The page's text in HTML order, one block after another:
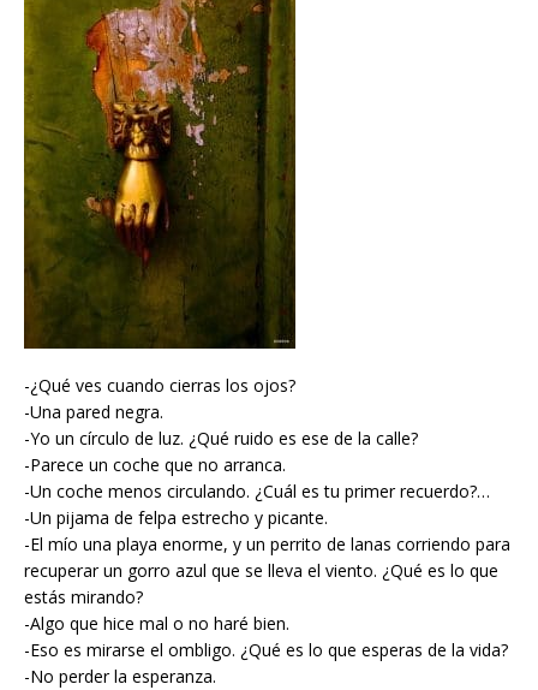
-¿Qué ves cuando cierras los ojos?
-Una pared negra.
-Yo un círculo de luz. ¿Qué ruido es ese de la calle?
-Parece un coche que no arranca.
-Un coche menos circulando. ¿Cuál es tu primer recuerdo?…
-Un pijama de felpa estrecho y picante.
-El mío una playa enorme, y un perrito de lanas corriendo para
recuperar un gorro azul que se lleva el viento. ¿Qué es lo que
estás mirando?
-Algo que hice mal o no haré bien.
-Eso es mirarse el ombligo. ¿Qué es lo que esperas de la vida?
-No perder la esperanza.